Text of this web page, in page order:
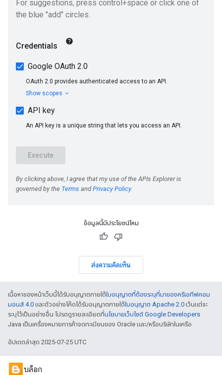
ข้อมูลนี้มีประโยชน์ไหม
ส่งความคิดเห็น
เนื้อหาของหน้าเว็บนี้ได้รับอนุญาตภายใต้ใบอนุญาตที่ต้องระบุที่มาของครีเอทีฟคอม
มอนส์ 4.0 และตัวอย่างโค้ดได้รับอนุญาตภายใต้ใบอนุญาต Apache 2.0 เว้นแต่จะ
ระบุไว้เป็นอย่างอื่น โปรดดูรายละเอียดที่นโยบายเว็บไซต์ Google Developers
Java เป็นเครื่องหมายการค้าจดทะเบียนของ Oracle และ/หรือบริษัทในเครือ
อัปเดตล่าสุด 2025-07-25 UTC
บล็อก